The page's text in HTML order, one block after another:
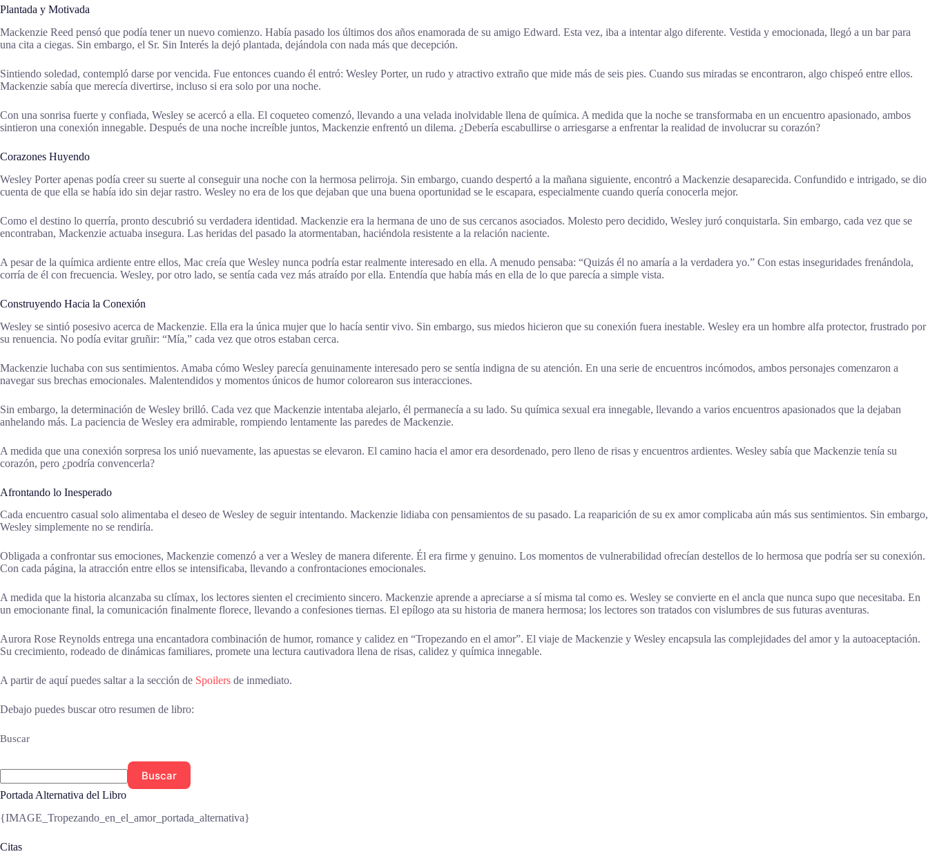
Plantada y Motivada
Mackenzie Reed pensó que podía tener un nuevo comienzo. Había pasado los últimos dos años enamorada de su amigo Edward. Esta vez, iba a intentar algo diferente. Vestida y emocionada, llegó a un bar para
una cita a ciegas. Sin embargo, el Sr. Sin Interés la dejó plantada, dejándola con nada más que decepción.
Sintiendo soledad, contempló darse por vencida. Fue entonces cuando él entró: Wesley Porter, un rudo y atractivo extraño que mide más de seis pies. Cuando sus miradas se encontraron, algo chispeó entre ellos.
Mackenzie sabía que merecía divertirse, incluso si era solo por una noche.
Con una sonrisa fuerte y confiada, Wesley se acercó a ella. El coqueteo comenzó, llevando a una velada inolvidable llena de química. A medida que la noche se transformaba en un encuentro apasionado, ambos
sintieron una conexión innegable. Después de una noche increíble juntos, Mackenzie enfrentó un dilema. ¿Debería escabullirse o arriesgarse a enfrentar la realidad de involucrar su corazón?
Corazones Huyendo
Wesley Porter apenas podía creer su suerte al conseguir una noche con la hermosa pelirroja. Sin embargo, cuando despertó a la mañana siguiente, encontró a Mackenzie desaparecida. Confundido e intrigado, se dio
cuenta de que ella se había ido sin dejar rastro. Wesley no era de los que dejaban que una buena oportunidad se le escapara, especialmente cuando quería conocerla mejor.
Como el destino lo querría, pronto descubrió su verdadera identidad. Mackenzie era la hermana de uno de sus cercanos asociados. Molesto pero decidido, Wesley juró conquistarla. Sin embargo, cada vez que se
encontraban, Mackenzie actuaba insegura. Las heridas del pasado la atormentaban, haciéndola resistente a la relación naciente.
A pesar de la química ardiente entre ellos, Mac creía que Wesley nunca podría estar realmente interesado en ella. A menudo pensaba: “Quizás él no amaría a la verdadera yo.” Con estas inseguridades frenándola,
corría de él con frecuencia. Wesley, por otro lado, se sentía cada vez más atraído por ella. Entendía que había más en ella de lo que parecía a simple vista.
Construyendo Hacia la Conexión
Wesley se sintió posesivo acerca de Mackenzie. Ella era la única mujer que lo hacía sentir vivo. Sin embargo, sus miedos hicieron que su conexión fuera inestable. Wesley era un hombre alfa protector, frustrado por
su renuencia. No podía evitar gruñir: “Mía,” cada vez que otros estaban cerca.
Mackenzie luchaba con sus sentimientos. Amaba cómo Wesley parecía genuinamente interesado pero se sentía indigna de su atención. En una serie de encuentros incómodos, ambos personajes comenzaron a
navegar sus brechas emocionales. Malentendidos y momentos únicos de humor colorearon sus interacciones.
Sin embargo, la determinación de Wesley brilló. Cada vez que Mackenzie intentaba alejarlo, él permanecía a su lado. Su química sexual era innegable, llevando a varios encuentros apasionados que la dejaban
anhelando más. La paciencia de Wesley era admirable, rompiendo lentamente las paredes de Mackenzie.
A medida que una conexión sorpresa los unió nuevamente, las apuestas se elevaron. El camino hacia el amor era desordenado, pero lleno de risas y encuentros ardientes. Wesley sabía que Mackenzie tenía su
corazón, pero ¿podría convencerla?
Afrontando lo Inesperado
Cada encuentro casual solo alimentaba el deseo de Wesley de seguir intentando. Mackenzie lidiaba con pensamientos de su pasado. La reaparición de su ex amor complicaba aún más sus sentimientos. Sin embargo,
Wesley simplemente no se rendiría.
Obligada a confrontar sus emociones, Mackenzie comenzó a ver a Wesley de manera diferente. Él era firme y genuino. Los momentos de vulnerabilidad ofrecían destellos de lo hermosa que podría ser su conexión.
Con cada página, la atracción entre ellos se intensificaba, llevando a confrontaciones emocionales.
A medida que la historia alcanzaba su clímax, los lectores sienten el crecimiento sincero. Mackenzie aprende a apreciarse a sí misma tal como es. Wesley se convierte en el ancla que nunca supo que necesitaba. En
un emocionante final, la comunicación finalmente florece, llevando a confesiones tiernas. El epílogo ata su historia de manera hermosa; los lectores son tratados con vislumbres de sus futuras aventuras.
Aurora Rose Reynolds entrega una encantadora combinación de humor, romance y calidez en “Tropezando en el amor”. El viaje de Mackenzie y Wesley encapsula las complejidades del amor y la autoaceptación.
Su crecimiento, rodeado de dinámicas familiares, promete una lectura cautivadora llena de risas, calidez y química innegable.
A partir de aquí puedes saltar a la sección de Spoilers de inmediato.
Debajo puedes buscar otro resumen de libro:
Buscar
Buscar
Portada Alternativa del Libro
{IMAGE_Tropezando_en_el_amor_portada_alternativa}
Citas